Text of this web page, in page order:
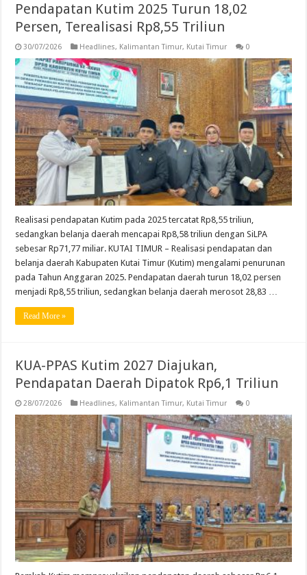
Pendapatan Kutim 2025 Turun 18,02
Persen, Terealisasi Rp8,55 Triliun
30/07/2026 Headlines, Kalimantan Timur, Kutai Timur 0
Realisasi pendapatan Kutim pada 2025 tercatat Rp8,55 triliun,
sedangkan belanja daerah mencapai Rp8,58 triliun dengan SiLPA
sebesar Rp71,77 miliar. KUTAI TIMUR – Realisasi pendapatan dan
belanja daerah Kabupaten Kutai Timur (Kutim) mengalami penurunan
pada Tahun Anggaran 2025. Pendapatan daerah turun 18,02 persen
menjadi Rp8,55 triliun, sedangkan belanja daerah merosot 28,83 …
Read More »
KUA-PPAS Kutim 2027 Diajukan,
Pendapatan Daerah Dipatok Rp6,1 Triliun
28/07/2026 Headlines, Kalimantan Timur, Kutai Timur 0